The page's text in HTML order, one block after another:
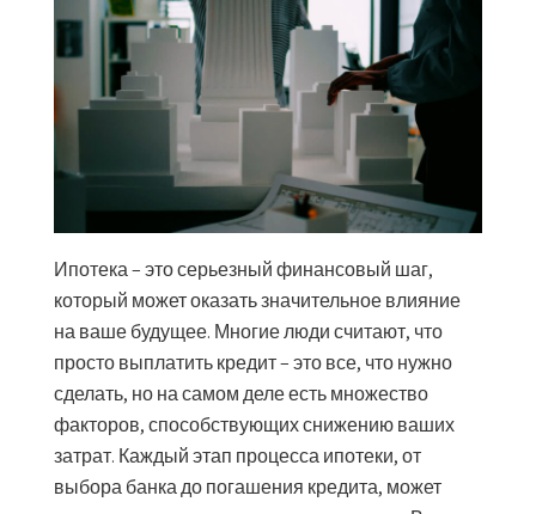
Ипотека – это серьезный финансовый шаг,
который может оказать значительное влияние
на ваше будущее. Многие люди считают, что
просто выплатить кредит – это все, что нужно
сделать, но на самом деле есть множество
факторов, способствующих снижению ваших
затрат. Каждый этап процесса ипотеки, от
выбора банка до погашения кредита, может